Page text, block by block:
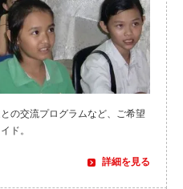
の交流プログラムなど、ご希望
ド。
詳細を見る